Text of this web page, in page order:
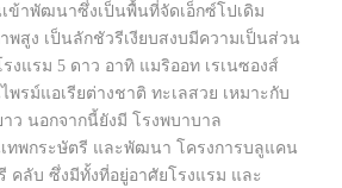
เข้าพัฒนาซึ่งเป็นพื้นที่จัดเอ็กซ์โปเดิม
พสูง เป็นลักชัวรีเงียบสงบมีความเป็นส่วน
งแรม 5 ดาว อาทิ แมริออท เรเนซองส์
พรม์แอเรียต่างชาติ ทะเลสวย เหมาะกับ
ว นอกจากนี้ยังมี โรงพบาบาล
ทพกระษัตรี และพัฒนา โครงการบลูแคน
คลับ ซึ่งมีทั้งที่อยู่อาศัยโรงแรม และ